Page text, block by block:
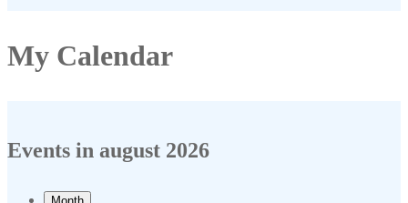
My Calendar
Events in august 2026